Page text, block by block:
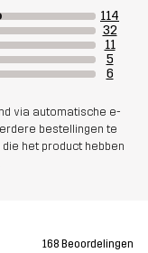
114
32
11
5
6
via automatische e-
bestellingen te
het product hebben
168 Beoordelingen